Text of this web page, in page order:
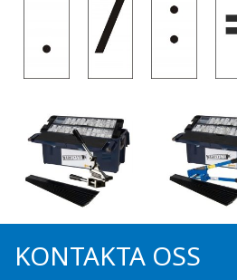
KONTAKTA OSS